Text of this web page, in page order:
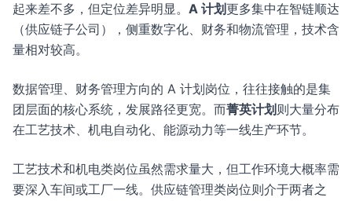
起来差不多，但定位差异明显。 A 计划更多集中在智链顺达
（供应链子公司），侧重数字化、财务和物流管理，技术含
量相对较高。
数据管理、财务管理方向的 A 计划岗位，往往接触的是集
团层面的核心系统，发展路径更宽。而菁英计划 则大量分布
在工艺技术、机电自动化、能源动力等一线生产环节。
工艺技术和机电类岗位虽然需求量大，但工作环境大概率需
要深入车间或工厂一线。供应链管理类岗位则介于两者之